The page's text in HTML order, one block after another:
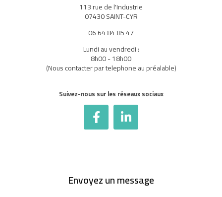
113 rue de l'Industrie
07430 SAINT-CYR
06 64 84 85 47
Lundi au vendredi :
8h00 - 18h00
(Nous contacter par telephone au préalable)
Suivez-nous sur les réseaux sociaux
Envoyez un message